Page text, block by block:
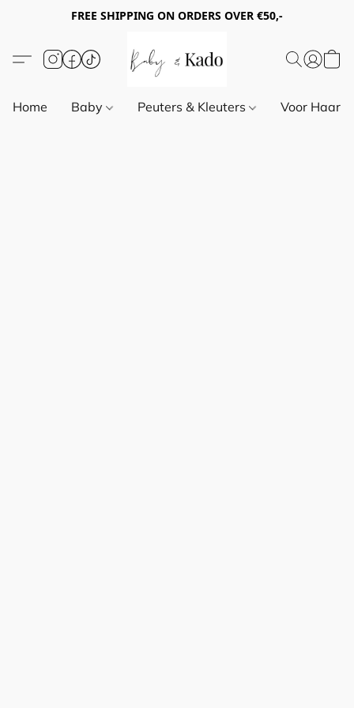
FREE SHIPPING ON ORDERS OVER €50,-
Home Baby Peuters & Kleuters Voor Haar